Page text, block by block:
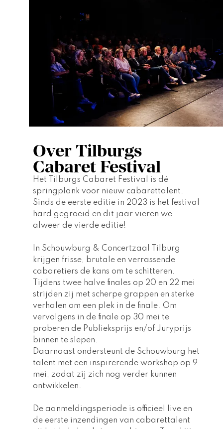
Over Tilburgs
Cabaret Festival
Het Tilburgs Cabaret Festival is dé
springplank voor nieuw cabarettalent.
Sinds de eerste editie in 2023 is het festival
hard gegroeid en dit jaar vieren we
alweer de vierde editie!
In Schouwburg & Concertzaal Tilburg
krijgen frisse, brutale en verrassende
cabaretiers de kans om te schitteren.
Tijdens twee halve finales op 20 en 22 mei
strijden zij met scherpe grappen en sterke
verhalen om een plek in de finale. Om
vervolgens in de finale op 30 mei te
proberen de Publieksprijs en/of Juryprijs
binnen te slepen.
Daarnaast ondersteunt de Schouwburg het
talent met een inspirerende workshop op 9
mei, zodat zij zich nog verder kunnen
ontwikkelen.
De aanmeldingsperiode is officieel live en
de eerste inzendingen van cabarettalent